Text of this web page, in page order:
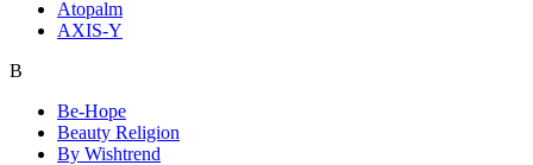
Atopalm
AXIS-Y
B
Be-Hope
Beauty Religion
By Wishtrend